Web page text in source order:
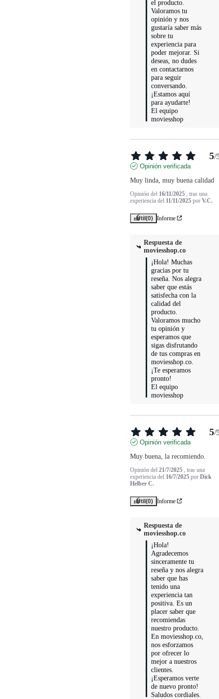
el producto.
Valoramos tu
opinión y nos
gustaría saber más
sobre tu
experiencia para
poder mejorar. Si
deseas, no dudes
en contactarnos
para seguir
conversando.
¡Estamos aquí
para ayudarte!
El equipo
moviesshop
5/
Opinión verificada
Muy linda, muy buena calidad
Opinión del 16/11/2025
, tras una
experiencia del 11/11/2025 porV.C.
Útil(0) Informe
Respuesta de
moviesshop.co
¡Hola! Muchas
gracias por tu
reseña. Nos alegra
saber que estás
satisfecha con la
calidad del
producto.
Valoramos mucho
tu opinión y
esperamos que
sigas disfrutando
de tus compras en
moviesshop.co.
¡Te esperamos
pronto!
El equipo
moviesshop
5/
Opinión verificada
Muy buena, la recomiendo.
Opinión del21/7/2025
, tras una
experiencia del 16/7/2025 porDick
Helber C.
Útil(0) Informe
Respuesta de
moviesshop.co
¡Hola!
Agradecemos
sinceramente tu
reseña y nos alegra
saber que has
tenido una
experiencia tan
positiva. Es un
placer saber que
recomiendas
nuestro producto.
En moviesshop.co,
nos esforzamos
por ofrecer lo
mejor a nuestros
clientes.
¡Esperamos verte
de nuevo pronto!
Saludos cordiales.